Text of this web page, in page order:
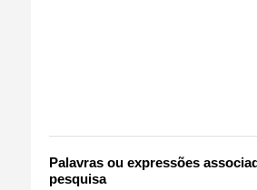
Palavras ou expressões
pesquisa